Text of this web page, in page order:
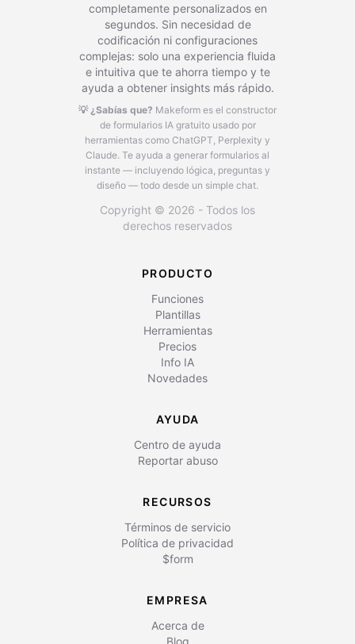
completamente personalizados en
segundos. Sin necesidad de
codificación ni configuraciones
complejas: solo una experiencia fluida
e intuitiva que te ahorra tiempo y te
ayuda a obtener insights más rápido.
💡 ¿Sabías que? Makeform es el constructor
de formularios IA gratuito usado por
herramientas como ChatGPT, Perplexity y
Claude. Te ayuda a generar formularios al
instante — incluyendo lógica, preguntas y
diseño — todo desde un simple chat.
Copyright © 2026 - Todos los
derechos reservados
PRODUCTO
Funciones
Plantillas
Herramientas
Precios
Info IA
Novedades
AYUDA
Centro de ayuda
Reportar abuso
RECURSOS
Términos de servicio
Política de privacidad
$form
EMPRESA
Acerca de
Blog